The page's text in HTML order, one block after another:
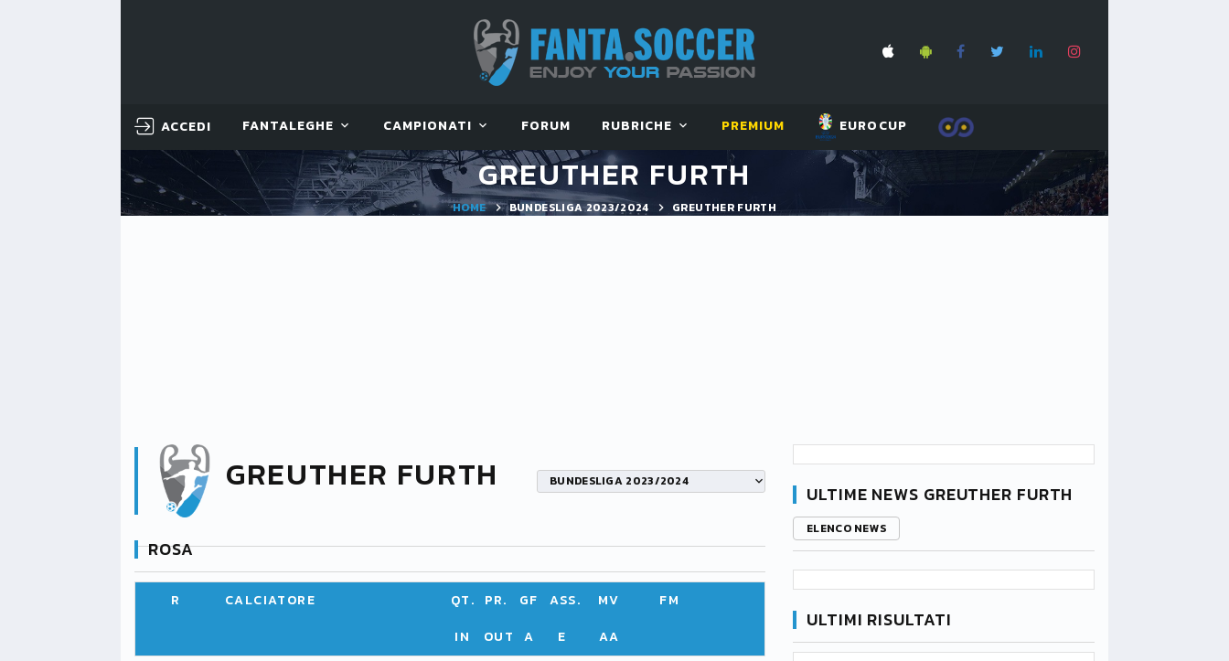
ACCEDI FANTALEGHE CAMPIONATI FORUM RUBRICHE PREMIUM EUROCUP
GREUTHER FURTH
HOME BUNDESLIGA 2023/2024 GREUTHER FURTH
GREUTHER FURTH BUNDESLIGA 2023/2024
ROSA
R CALCIATORE QT. PR. GF ASS. MV
FM
IN
OUT A E AA
ULTIME NEWS GREUTHER FURTH
ELENCO NEWS
ULTIMI RISULTATI